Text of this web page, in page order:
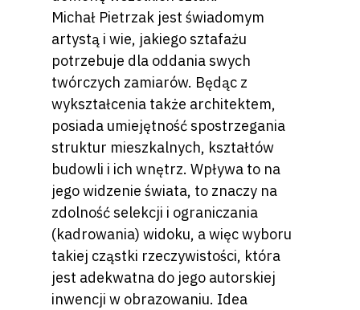
Michał Pietrzak jest świadomym
artystą i wie, jakiego sztafażu
potrzebuje dla oddania swych
twórczych zamiarów. Będąc z
wykształcenia także architektem,
posiada umiejętność spostrzegania
struktur mieszkalnych, kształtów
budowli i ich wnętrz. Wpływa to na
jego widzenie świata, to znaczy na
zdolność selekcji i ograniczania
(kadrowania) widoku, a więc wyboru
takiej cząstki rzeczywistości, która
jest adekwatna do jego autorskiej
inwencji w obrazowaniu. Idea